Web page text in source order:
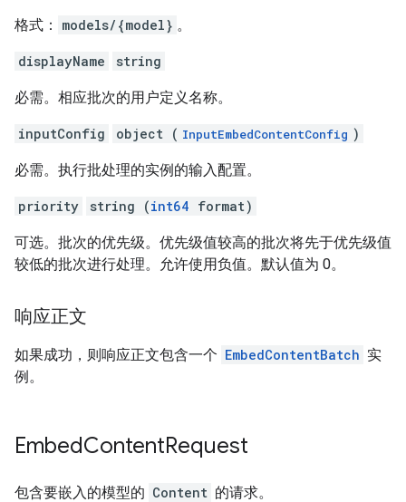
格式： models/{model} 。
displayName string
必需。相应批次的用户定义名称。
inputConfig object ( InputEmbedContentConfig )
必需。执行批处理的实例的输入配置。
priority string (int64 format)
可选。批次的优先级。优先级值较高的批次将先于优先级值
较低的批次进行处理。允许使用负值。默认值为 0。
响应正文
如果成功，则响应正文包含一个 EmbedContentBatch 实
例。
EmbedContentRequest
包含要嵌入的模型的 Content 的请求。